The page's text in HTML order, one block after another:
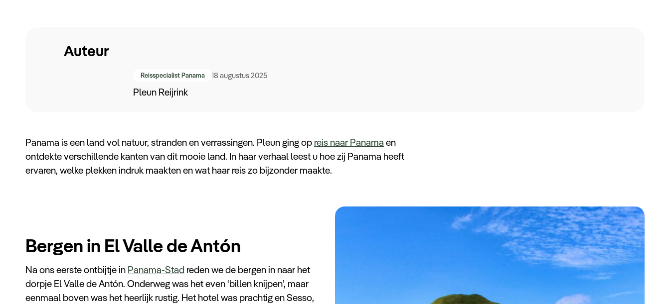
Auteur
Reisspecialist Panama 18 augustus 2025
Pleun Reijrink
Panama is een land vol natuur, stranden en verrassingen. Pleun ging op reis naar Panama en
ontdekte verschillende kanten van dit mooie land. In haar verhaal leest u hoe zij Panama heeft
ervaren, welke plekken indruk maakten en wat haar reis zo bijzonder maakte.
Bergen in El Valle de Antón
Na ons eerste ontbijtje in Panama-Stad reden we de bergen in naar het
dorpje El Valle de Antón. Onderweg was het even ‘billen knijpen’, maar
eenmaal boven was het heerlijk rustig. Het hotel was prachtig en Sesso,